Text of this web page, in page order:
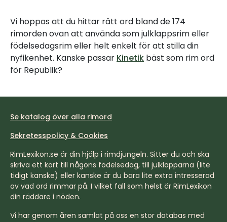
Vi hoppas att du hittar rätt ord bland de 174
rimorden ovan att använda som julklappsrim eller
födelsedagsrim eller helt enkelt för att stilla din
nyfikenhet. Kanske passar Kinetik bäst som rim ord
för Republik?
Se katalog över alla rimord
Sekretesspolicy & Cookies
RimLexikon.se är din hjälp i rimdjungeln. Sitter du och ska
skriva ett kort till någons födelsedag, till julklapparna (lite
tidigt kanske) eller kanske är du bara lite extra intresserad
av vad ord rimmar på. I vilket fall som helst är RimLexikon
din räddare i nöden.
Vi har genom åren samlat på oss en stor databas med